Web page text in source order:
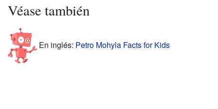
Véase también
En inglés: Petro Mohyla Facts for Kids